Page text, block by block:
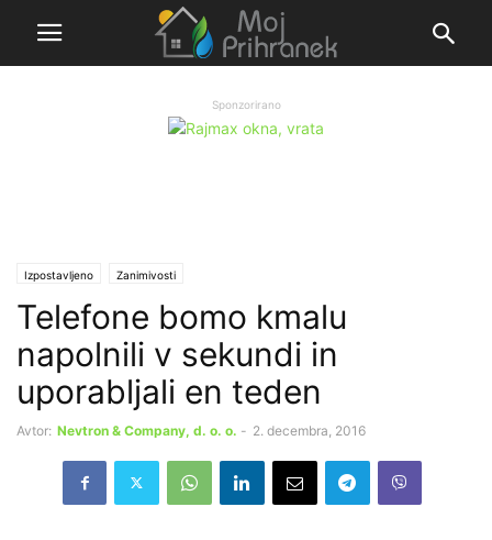
Sponzorirano
Izpostavljeno Zanimivosti
Telefone bomo kmalu
napolnili v sekundi in
uporabljali en teden
Avtor: Nevtron & Company, d. o. o. - 2. decembra, 2016